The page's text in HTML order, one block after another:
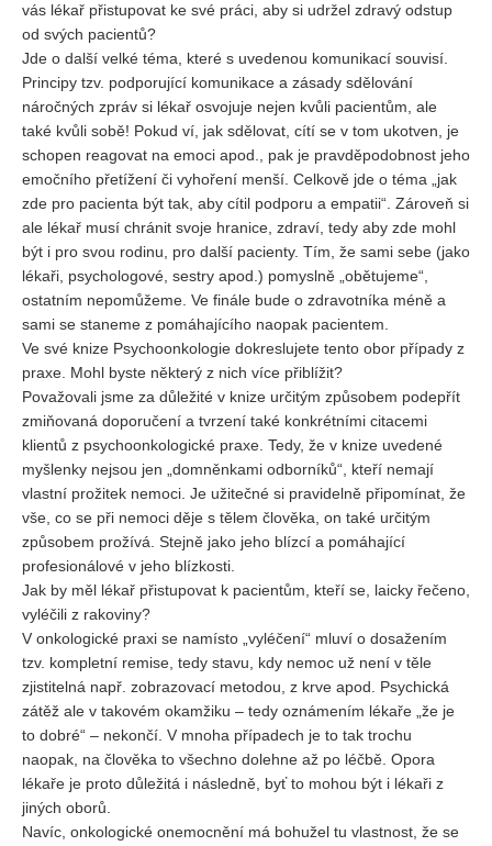
vás lékař přistupovat ke své práci, aby si udržel zdravý odstup
od svých pacientů?
Jde o další velké téma, které s uvedenou komunikací souvisí.
Principy tzv. podporující komunikace a zásady sdělování
náročných zpráv si lékař osvojuje nejen kvůli pacientům, ale
také kvůli sobě! Pokud ví, jak sdělovat, cítí se v tom ukotven, je
schopen reagovat na emoci apod., pak je pravděpodobnost jeho
emočního přetížení či vyhoření menší. Celkově jde o téma „jak
zde pro pacienta být tak, aby cítil podporu a empatii“. Zároveň si
ale lékař musí chránit svoje hranice, zdraví, tedy aby zde mohl
být i pro svou rodinu, pro další pacienty. Tím, že sami sebe (jako
lékaři, psychologové, sestry apod.) pomyslně „obětujeme“,
ostatním nepomůžeme. Ve finále bude o zdravotníka méně a
sami se staneme z pomáhajícího naopak pacientem.
Ve své knize Psychoonkologie dokreslujete tento obor případy z
praxe. Mohl byste některý z nich více přiblížit?
Považovali jsme za důležité v knize určitým způsobem podepřít
zmiňovaná doporučení a tvrzení také konkrétními citacemi
klientů z psychoonkologické praxe. Tedy, že v knize uvedené
myšlenky nejsou jen „domněnkami odborníků“, kteří nemají
vlastní prožitek nemoci. Je užitečné si pravidelně připomínat, že
vše, co se při nemoci děje s tělem člověka, on také určitým
způsobem prožívá. Stejně jako jeho blízcí a pomáhající
profesionálové v jeho blízkosti.
Jak by měl lékař přistupovat k pacientům, kteří se, laicky řečeno,
vyléčili z rakoviny?
V onkologické praxi se namísto „vyléčení“ mluví o dosažením
tzv. kompletní remise, tedy stavu, kdy nemoc už není v těle
zjistitelná např. zobrazovací metodou, z krve apod. Psychická
zátěž ale v takovém okamžiku – tedy oznámením lékaře „že je
to dobré“ – nekončí. V mnoha případech je to tak trochu
naopak, na člověka to všechno dolehne až po léčbě. Opora
lékaře je proto důležitá i následně, byť to mohou být i lékaři z
jiných oborů.
Navíc, onkologické onemocnění má bohužel tu vlastnost, že se